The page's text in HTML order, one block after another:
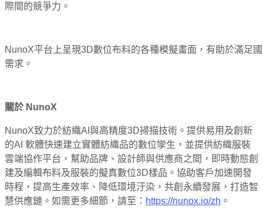
際間的競爭力。
NunoX平台上呈現3D數位布料的各種模擬畫面，有助於滿足
需求。
關於 NunoX
NunoX致力於紡織AI與高精度3D掃描技術。提供易用及創新
的AI 軟體快速建立實體紡織品的數位孿生，並提供紡織服裝
雲端協作平台，幫助品牌、設計師與供應商之間，即時動態創
建及編輯布料及服裝的擬真數位3D樣品。協助客戶加速開發
時程，提高生產效率、降低環境汙染，共創永續發展，打造智
慧供應鏈。如需更多細節，請至： https://nunox.io/zh 。